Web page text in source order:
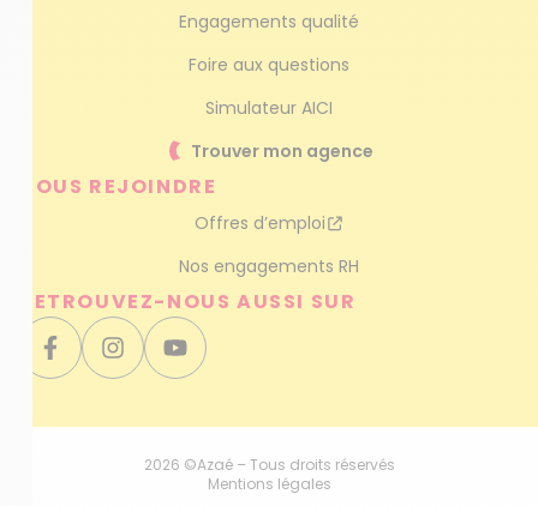
Engagements qualité
Foire aux questions
Simulateur AICI
Trouver mon agence
NOUS REJOINDRE
Offres d’emploi
Nos engagements RH
RETROUVEZ-NOUS AUSSI SUR
2026 ©Azaé – Tous droits réservés
Mentions légales